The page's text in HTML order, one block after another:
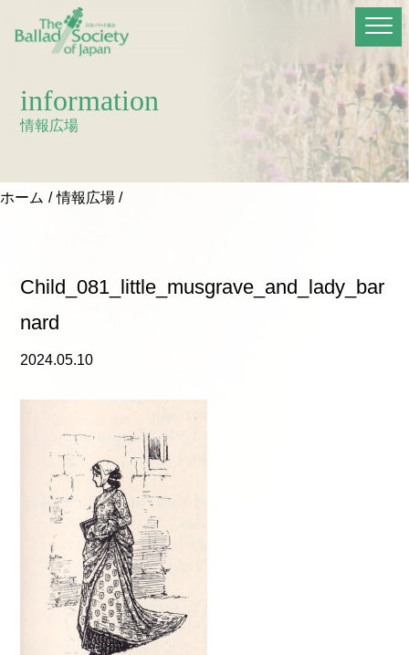
information
情報広場
ホーム 情報広場
Child_081_little_musgrave_and_lady_bar
nard
2024.05.10